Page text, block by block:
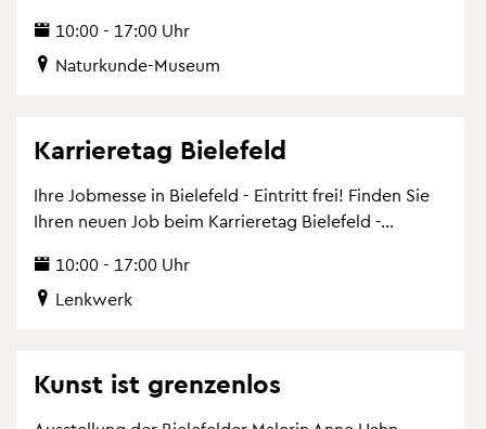
10:00 - 17:00 Uhr
Na­tur­kun­de-Mu­se­um
Kar­rieretag Bie­le­feld
Ihre Job­mes­se in Bie­le­feld - Ein­tritt frei! Fin­den Sie
Ihren neuen Job beim Kar­rieretag Bie­le­feld -...
10:00 - 17:00 Uhr
Lenk­werk
Kunst ist gren­zen­los